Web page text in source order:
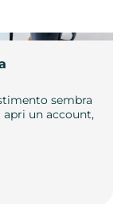
sembra
apri un account,